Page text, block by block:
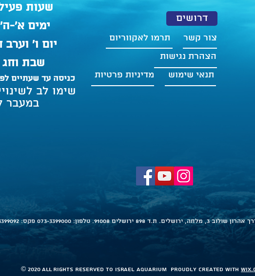
דרושים
תרמו לאקווריום
צור קשר
הצהרת נגישות
תנאי שימוש
שעות
ימים א'-ה' 19:00-09:00
יום ו' וערב חג
שבת וחג 18:00-09:00
כניסה עד שעתיים
שימו לב
במעבר
שולוב 3, מלחה, ירושלים. ת.ד 898 ירושלים 91008. טלפון: 073-3399000 פקס: 073-3399092
© 2020 ALL RIGHTS RESERVED TO Israel aquarium Proudly created with
מדיניות פרטיות